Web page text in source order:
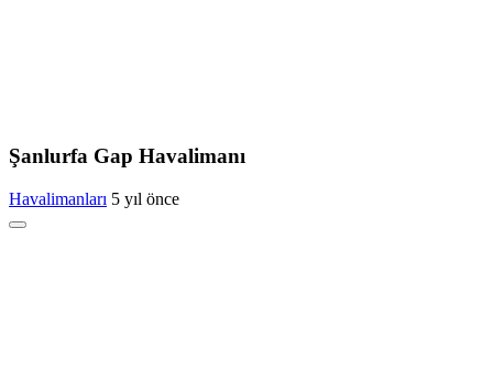
Şanlurfa Gap Havalimanı
Havalimanları 5 yıl önce